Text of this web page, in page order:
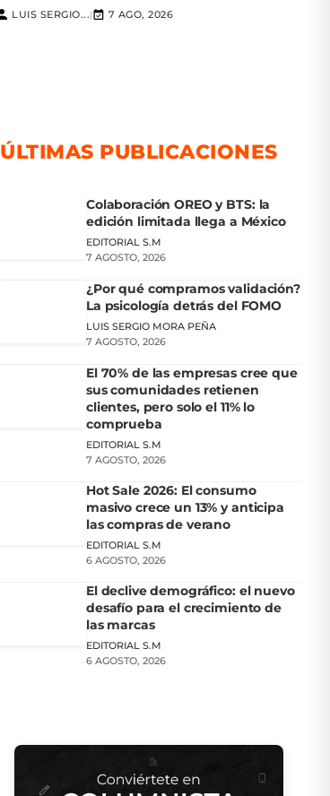
LUIS SERGIO...| 7 AGO, 2026
ÚLTIMAS PUBLICACIONES
Colaboración OREO y BTS: la
edición limitada llega a México
EDITORIAL S.M
7 AGOSTO, 2026
¿Por qué compramos validación?
La psicología detrás del FOMO
LUIS SERGIO MORA PEÑA
7 AGOSTO, 2026
El 70% de las empresas cree que
sus comunidades retienen
clientes, pero solo el 11% lo
comprueba
EDITORIAL S.M
7 AGOSTO, 2026
Hot Sale 2026: El consumo
masivo crece un 13% y anticipa
las compras de verano
EDITORIAL S.M
6 AGOSTO, 2026
El declive demográfico: el nuevo
desafío para el crecimiento de
las marcas
EDITORIAL S.M
6 AGOSTO, 2026